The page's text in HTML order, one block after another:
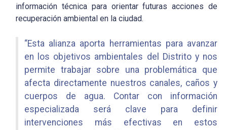
información técnica para orientar futuras acciones de
recuperación ambiental en la ciudad.
“Esta alianza aporta herramientas para avanzar
en los objetivos ambientales del Distrito y nos
permite trabajar sobre una problemática que
afecta directamente nuestros canales, caños y
cuerpos de agua. Contar con información
especializada será clave para definir
intervenciones más efectivas en estos